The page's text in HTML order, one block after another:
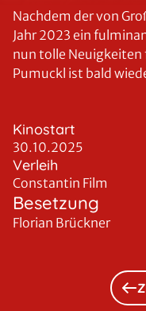
Nachdem der von
Jahr 2023 ein
nun tolle Neuigkeiten
Pumuckl ist bald
Kinostart
30.10.2025
Verleih
Constantin Film
Besetzung
Florian Brückner